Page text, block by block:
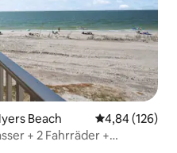
Beach
4,84 (126)
+ 2 Fahrräder +